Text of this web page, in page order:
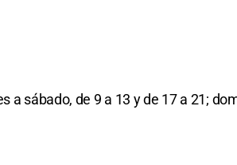
a sábado, de 9 a 13 y de 17 a 21;